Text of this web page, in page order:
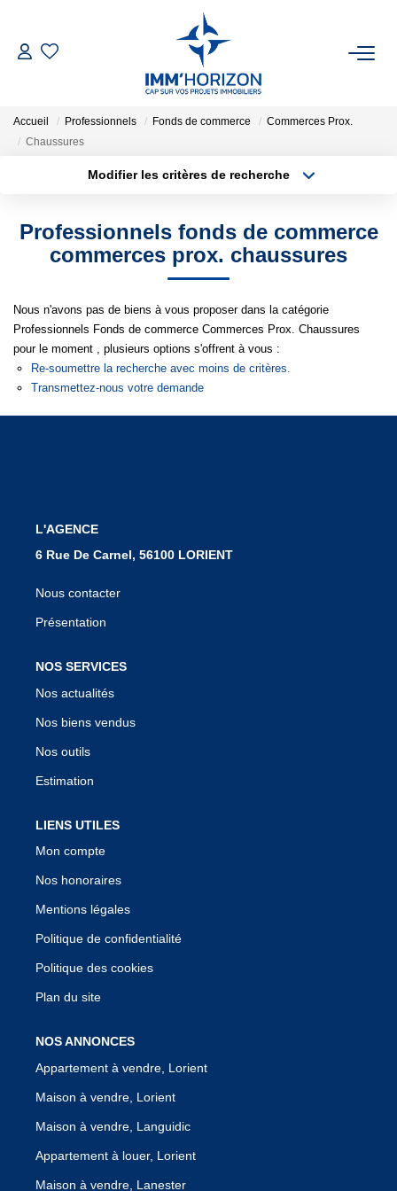
ACHETER
FAIRE GÉRER
NOTRE AGENCE
Qui Sommes-Nous
Notre Équipe
Accueil Professionnels Fonds de commerce
Commerces Prox.
Chaussures
Modifier les critères de recherche
Type de bien
Surface min
Créer une alerte
Professionnels fonds de commerce
commerces prox. chaussures
Nous n'avons pas de biens à vous proposer dans la catégorie
Professionnels Fonds de commerce Commerces Prox. Chaussures
pour le moment , plusieurs options s'offrent à vous :
Re-soumettre la recherche avec moins de critères.
Transmettez-nous votre demande
L'AGENCE
6 Rue De Carnel, 56100 LORIENT
Nous contacter
Présentation
NOS SERVICES
Nos actualités
Nos biens vendus
Nos outils
Estimation
LIENS UTILES
Mon compte
Nos honoraires
Mentions légales
Politique de confidentialité
Politique des cookies
Plan du site
NOS ANNONCES
Appartement à vendre, Lorient
Maison à vendre, Lorient
Maison à vendre, Languidic
Appartement à louer, Lorient
Maison à vendre, Lanester